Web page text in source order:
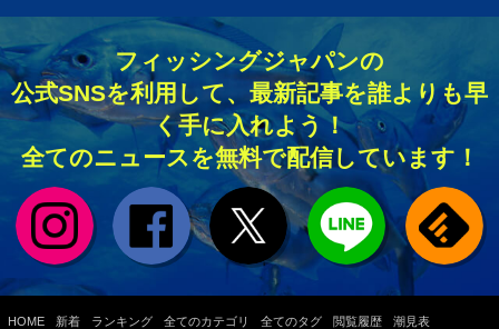
フィッシングジャパンの
公式SNSを利用して、最新記事を誰よりも早
く手に入れよう！
全てのニュースを無料で配信しています！
HOME 新着 ランキング 全てのカテゴリ 全てのタグ 閲覧履歴 潮見表